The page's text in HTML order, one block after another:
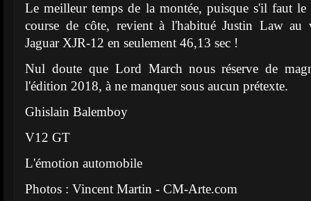
Le meilleur temps de la montée, puisque s'il faut le
course de côte, revient à l'habitué Justin Law au
Jaguar XJR-12 en seulement 46,13 sec !
Nul doute que Lord March nous réserve de
l'édition 2018, à ne manquer sous aucun prétexte.
Ghislain Balemboy
V12 GT
L'émotion automobile
Photos : Vincent Martin - CM-Arte.com